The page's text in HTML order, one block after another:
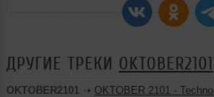
ДРУГИЕ ТРЕКИ OKTOBER2101
OKTOBER2101 ➝ OKTOBER 2101 -